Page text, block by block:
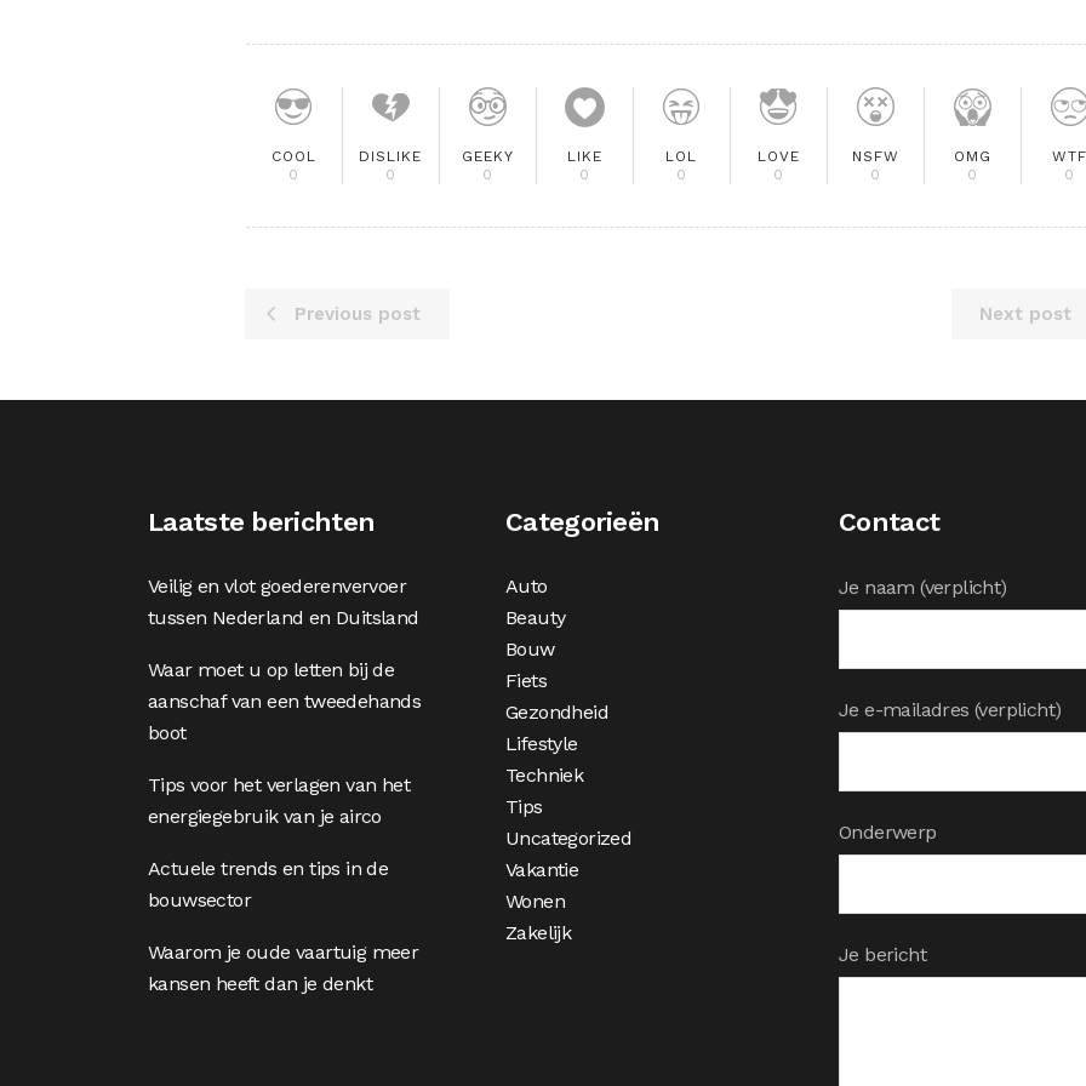
COOL
0
DISLIKE
0
GEEKY
0
LIKE
0
LOL
0
LOVE
0
NSFW
0
OMG
0
WTF
0
Previous post Next post
Laatste berichten
Veilig en vlot goederenvervoer
tussen Nederland en Duitsland
Waar moet u op letten bij de
aanschaf van een tweedehands
boot
Tips voor het verlagen van het
energiegebruik van je airco
Actuele trends en tips in de
bouwsector
Waarom je oude vaartuig meer
kansen heeft dan je denkt
Categorieën
Auto
Beauty
Bouw
Fiets
Gezondheid
Lifestyle
Techniek
Tips
Uncategorized
Vakantie
Wonen
Zakelijk
Contact
Je naam (verplicht)
Je e-mailadres (verplicht)
Onderwerp
Je bericht